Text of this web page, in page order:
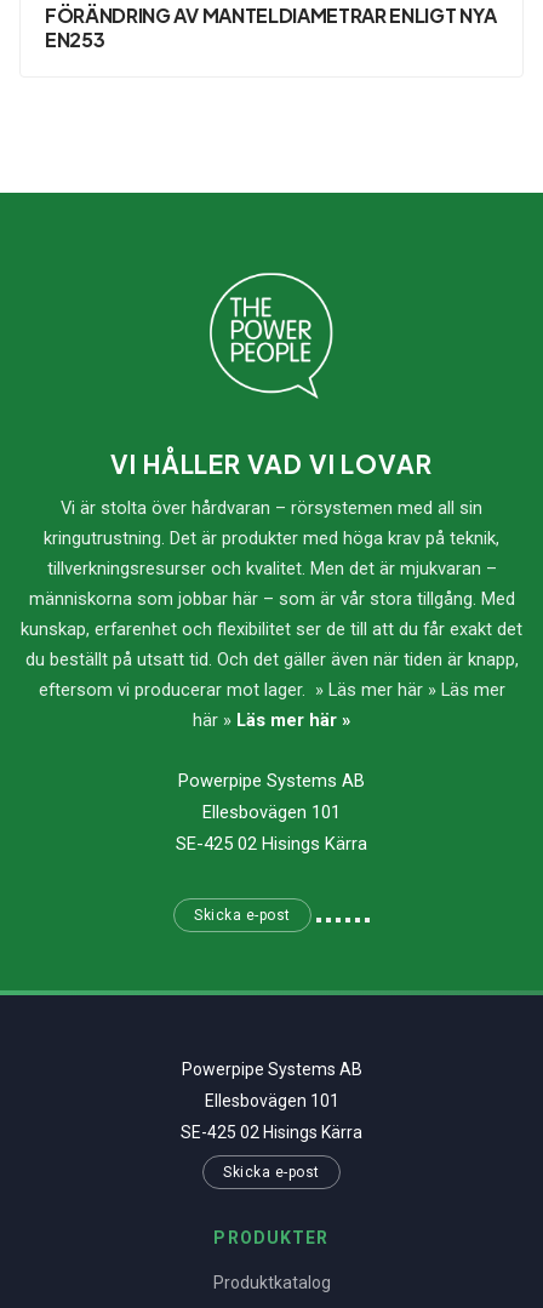
FÖRÄNDRING AV MANTELDIAMETRAR ENLIGT NYA
EN253
VI HÅLLER VAD VI LOVAR
Vi är stolta över hårdvaran – rörsystemen med all sin
kringutrustning. Det är produkter med höga krav på teknik,
tillverkningsresurser och kvalitet. Men det är mjukvaran –
människorna som jobbar här – som är vår stora tillgång. Med
kunskap, erfarenhet och flexibilitet ser de till att du får exakt det
du beställt på utsatt tid. Och det gäller även när tiden är knapp,
eftersom vi producerar mot lager. » Läs mer här » Läs mer
här » Läs mer här »
Powerpipe Systems AB
Ellesbovägen 101
SE-425 02 Hisings Kärra
Skicka e-post
Powerpipe Systems AB
Ellesbovägen 101
SE-425 02 Hisings Kärra
Skicka e-post
PRODUKTER
Produktkatalog